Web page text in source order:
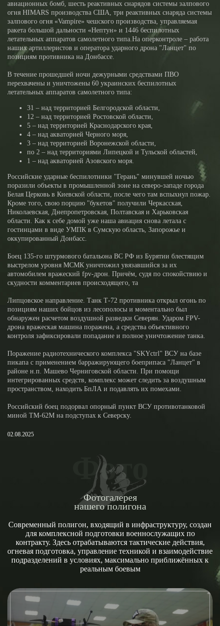
авиационных бомб, шесть реактивных снарядов системы залпового
огня HIMARS производства США, три реактивных снаряда системы
залпового огня «Vampire» чешского производства, управляемая
ракета большой дальности «Нептун» и 1446 беспилотных
летательных аппаратов самолетного типа.На оперконтроле – работа
наших артиллеристов и оператора ударного дрона "Ланцет" по
позициям противника на Донбассе.
В течение прошедшей ночи дежурными средствами ПВО
перехвачены и уничтожены 60 украинских беспилотных
летательных аппаратов самолетного типа:
31 – над территорией Белгородской области,
12 – над территорией Ростовской области,
5 – над территорией Краснодарского края,
4 – над акваторией Черного моря,
3 – над территорией Воронежской области,
по 2 – над территориями Липецкой и Тульской областей,
1 – над акваторией Азовского моря.
Российские ударные беспилотники "Герань" минувшей ночью
поразили объекты в промышленной зоне на северо-западе города
Белая Церковь в Киевской области, после чего там вспыхнул пожар.
Кроме того, свою порцию "букетов" получили Черкасская,
Николаевская, Днепропетровская, Полтавская и Харьковская
области. Как к себе домой уже наша авиация снова летала с
гостинцами в виде УМПК в Сумскую область, Запорожье и
оккупированный Донбасс.
Боец 135-го штурмового батальона ВС РФ из Бурятии блестящим
выстрелом уровня МСМК уничтожил увязавшийся за их
автомобилем вражеский fpv-дрон. Причём, судя по спокойствию и
скудности комментариев происходящего, та
Липцовское направление. Танк Т-72 противника открыл огонь по
позициям наших бойцов из лесополосы и моментально был
обнаружен расчетом воздушной разведки Северян. Ударом FPV-
дрона вражеская машина поражена, а средства объективного
контроля зафиксировали попадание и полное уничтожение танка.
Поражение радиотехнического комплекса "SKYctrl" ВСУ на базе
пикапа с применением барражирующего боеприпаса "Ланцет" в
районе н.п. Машево Черниговской области. При помощи
интегрированных средств, комплекс может следить за воздушным
пространством, находить БпЛА и подавлять их помехами.
Российский боец подорвал опорный пункт ВСУ противотанковой
миной ТМ-62М на подступах к Северску.
02.08.2025
Фото
Фотогалерея
нашего полигона
Современный полигон, входящий в инфраструктуру, создан
для комплексной подготовки военнослужащих по
контракту. Здесь отрабатываются тактические действия,
огневая подготовка, управление техникой и взаимодействие
подразделений в условиях, максимально приближённых к
реальным боевым